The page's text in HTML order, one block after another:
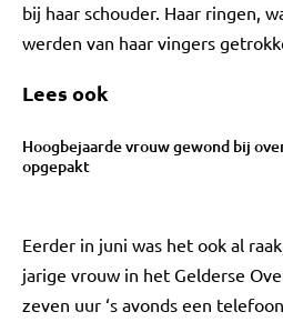
bij haar schouder. Haar ringen,
werden van haar vingers
Lees ook
Hoogbejaarde vrouw gewond bij
opgepakt
Eerder in juni was het ook al
jarige vrouw in het Gelderse
zeven uur ‘s avonds een